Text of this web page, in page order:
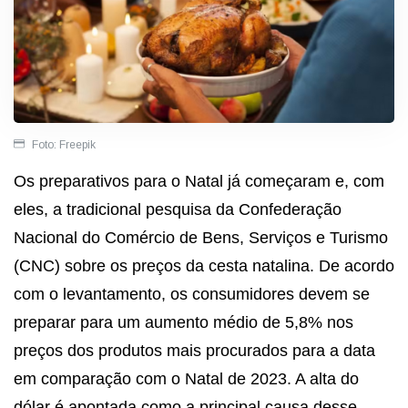
Foto: Freepik
Os preparativos para o Natal já começaram e, com
eles, a tradicional pesquisa da Confederação
Nacional do Comércio de Bens, Serviços e Turismo
(CNC) sobre os preços da cesta natalina. De acordo
com o levantamento, os consumidores devem se
preparar para um aumento médio de 5,8% nos
preços dos produtos mais procurados para a data
em comparação com o Natal de 2023. A alta do